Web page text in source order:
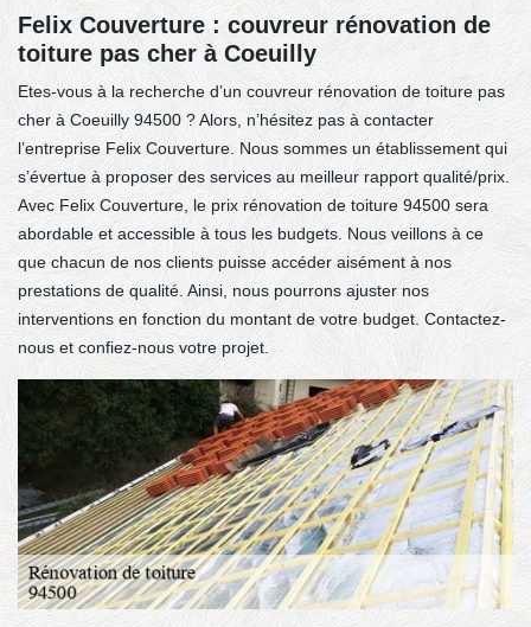
Felix Couverture : couvreur rénovation de
toiture pas cher à Coeuilly
Etes-vous à la recherche d’un couvreur rénovation de toiture pas
cher à Coeuilly 94500 ? Alors, n’hésitez pas à contacter
l’entreprise Felix Couverture. Nous sommes un établissement qui
s’évertue à proposer des services au meilleur rapport qualité/prix.
Avec Felix Couverture, le prix rénovation de toiture 94500 sera
abordable et accessible à tous les budgets. Nous veillons à ce
que chacun de nos clients puisse accéder aisément à nos
prestations de qualité. Ainsi, nous pourrons ajuster nos
interventions en fonction du montant de votre budget. Contactez-
nous et confiez-nous votre projet.